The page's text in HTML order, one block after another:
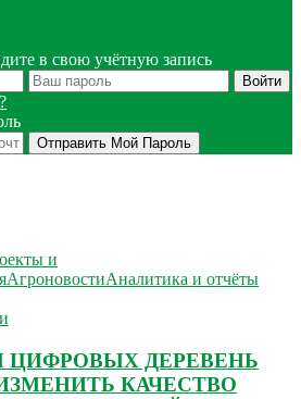
в свою учётную запись
и
АгроновостиАналитика и отчёты
ЦИФРОВЫХ ДЕРЕВЕНЬ
КАЧЕСТВО